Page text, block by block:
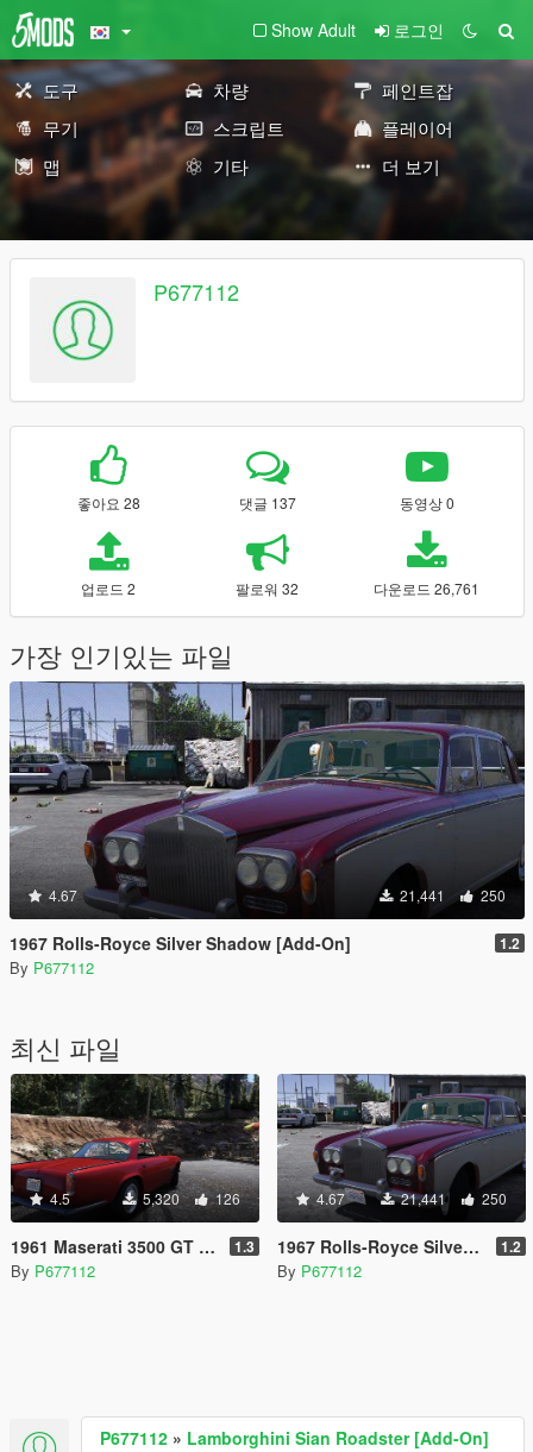
Show Adult 로그인
도구 차량
페인트잡
무기
스크립트
플레이어
맵
기타 더 보기
P677112
좋아요 28 댓글 137 동영상 0
업로드 2 팔로워 32 다운로드 26,761
가장 인기있는 파일
4.67 21,441 250
1967 Rolls-Royce Silver Shadow [Add-On] 1.2
By P677112
최신 파일
4.5 5,320 126
1961 Maserati 3500 GT [Add-On] 1.3
By P677112
4.67 21,441 250
1967 Rolls-Royce Silver Shadow [Add-On] 1.2
By P677112
P677112 » Lamborghini Sian Roadster [Add-On]